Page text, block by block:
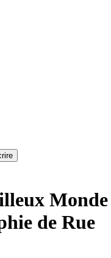
Monde
de Rue